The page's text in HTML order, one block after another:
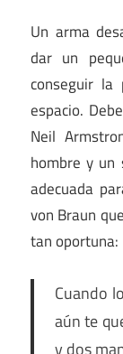
Un arma
dar un
conseguir
espacio.
Neil
hombre y un
adecuada
von Braun
tan oportuna:
Cuando
aún te